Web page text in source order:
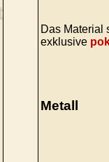
Das Material
exklusive
Metall